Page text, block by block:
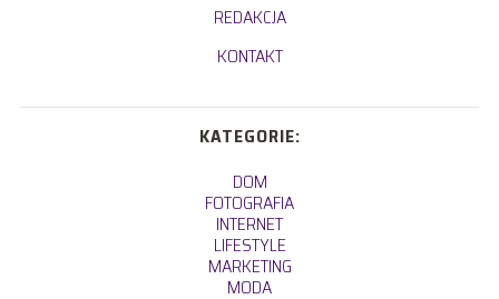
REDAKCJA
KONTAKT
KATEGORIE:
DOM
FOTOGRAFIA
INTERNET
LIFESTYLE
MARKETING
MODA